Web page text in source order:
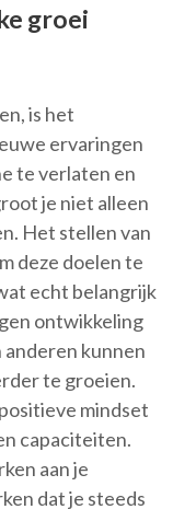
groei
is het
ervaringen
te verlaten en
je niet alleen
Het stellen van
deze doelen te
echt belangrijk
ontwikkeling
kunnen
te groeien.
mindset
capaciteiten.
aan je
dat je steeds